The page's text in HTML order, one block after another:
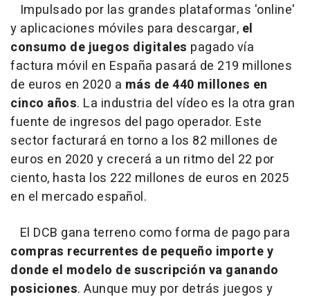
Impulsado por las grandes plataformas 'online'
y aplicaciones móviles para descargar, el
consumo de juegos digitales pagado vía
factura móvil en España pasará de 219 millones
de euros en 2020 a más de 440 millones en
cinco años. La industria del vídeo es la otra gran
fuente de ingresos del pago operador. Este
sector facturará en torno a los 82 millones de
euros en 2020 y crecerá a un ritmo del 22 por
ciento, hasta los 222 millones de euros en 2025
en el mercado español.
El DCB gana terreno como forma de pago para
compras recurrentes de pequeño importe y
donde el modelo de suscripción va ganando
posiciones. Aunque muy por detrás juegos y